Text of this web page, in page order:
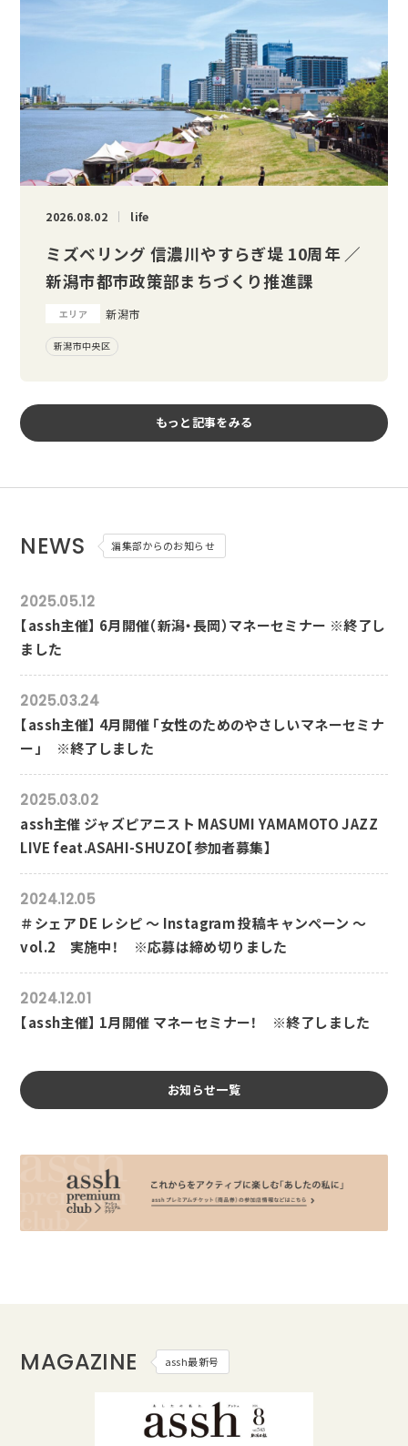
2026.08.02 life
ミズベリング 信濃川やすらぎ堤 10周年 ／
新潟市都市政策部まちづくり推進課
エリア 新潟市
新潟市中央区
もっと記事をみる
NEWS 編集部からのお知らせ
2025.05.12
【assh主催】 6月開催（新潟・長岡）マネーセミナー ※終了し
ました
2025.03.24
【assh主催】 4月開催 「女性のためのやさしいマネーセミナ
ー」 ※終了しました
2025.03.02
assh主催 ジャズピアニスト MASUMI YAMAMOTO JAZZ
LIVE feat.ASAHI-SHUZO【参加者募集】
2024.12.05
＃シェア DE レシピ ～ Instagram 投稿キャンペーン ～
vol.2 実施中！ ※応募は締め切りました
2024.12.01
【assh主催】 1月開催 マネーセミナー！ ※終了しました
お知らせ一覧
MAGAZINE assh最新号